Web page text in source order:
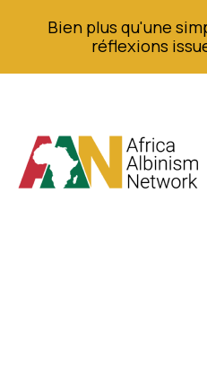
Bien plus qu'une
réflexions